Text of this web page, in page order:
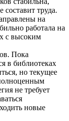
составит труда.
на
работала на
с высоким
Пока
в библиотеках
но текущее
не требует
новые